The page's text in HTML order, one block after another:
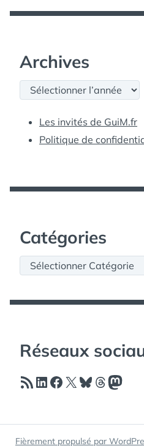
Archives
Archives
Les invités de GuiM.fr
Politique de
Catégories
Catégories
Réseaux
Flux RSSLinkedIn
Facebook
X Bluesky
Threads
Fièrement propulsé par